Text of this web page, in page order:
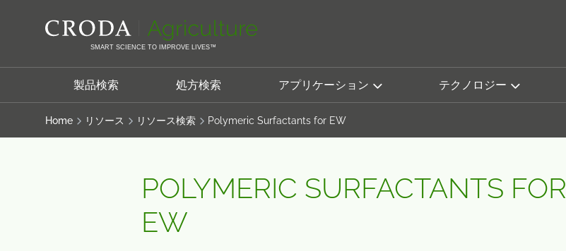
SMART SCIENCE TO IMPROVE LIVES™
製品検索 処方検索 アプリケーション テクノロジー
Home リソース リソース検索 Polymeric Surfactants for EW
POLYMERIC SURFACTANTS FOR
EW